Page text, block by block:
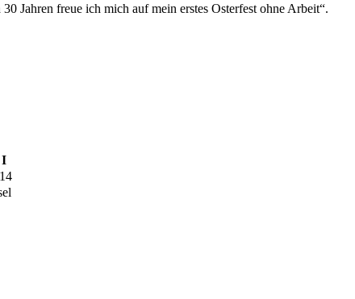
Jahren freue ich mich auf mein erstes Osterfest ohne Arbeit“.
I